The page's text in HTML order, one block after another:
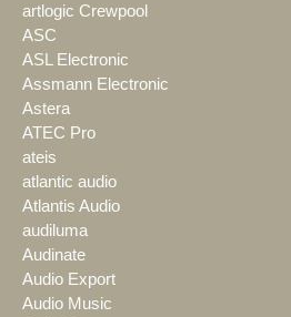
artlogic Crewpool
ASC
ASL Electronic
Assmann Electronic
Astera
ATEC Pro
ateis
atlantic audio
Atlantis Audio
audiluma
Audinate
Audio Export
Audio Music